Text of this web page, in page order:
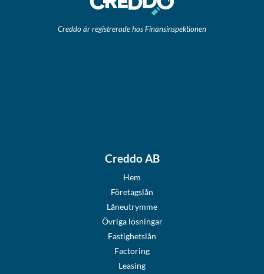
Creddo är registrerade hos Finansinspektionen
Creddo AB
Hem
Företagslån
Låneutrymme
Övriga lösningar
Fastighetslån
Factoring
Leasing